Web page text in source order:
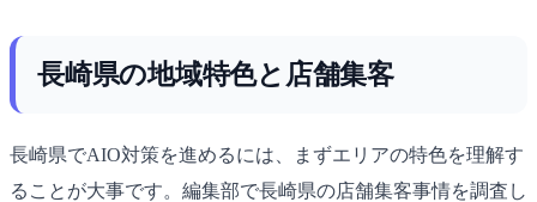
長崎県の地域特色と店舗集客
長崎県でAIO対策を進めるには、まずエリアの特色を理解す
ることが大事です。編集部で長崎県の店舗集客事情を調査し